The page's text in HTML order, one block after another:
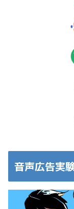
音声広告実